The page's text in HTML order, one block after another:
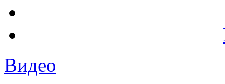
Видео